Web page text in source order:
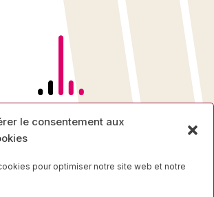
le consentement aux
pour optimiser notre site web et notre